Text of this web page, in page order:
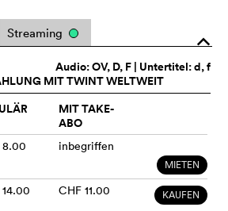
o
Streaming
Audio:OV, D, F | Untertitel: d, f
MIT TWINT WELTWEIT
MIT TAKE-
ABO
8.00 inbegriffen
MIETEN
CHF 11.00 KAUFEN